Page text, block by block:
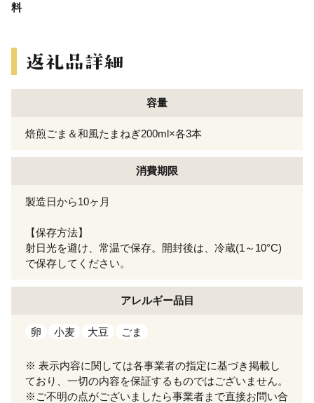
料
容量
焙煎ごま＆和風たまねぎ200ml×各3本
消費期限
製造日から10ヶ月
【保存方法】
射日光を避け、常温で保存。開封後は、冷蔵(1～10°C)
で保存してください。
アレルギー品目
卵 小麦 大豆 ごま
※ 表示内容に関しては各事業者の指定に基づき掲載し
ており、一切の内容を保証するものではございません。
※ご不明の点がございましたら事業者まで直接お問い合